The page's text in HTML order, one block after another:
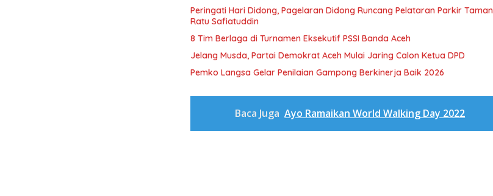
Peringati Hari Didong, Pagelaran Didong Runcang Pelataran Parkir Taman
Ratu Safiatuddin
8 Tim Berlaga di Turnamen Eksekutif PSSI Banda Aceh
Jelang Musda, Partai Demokrat Aceh Mulai Jaring Calon Ketua DPD
Pemko Langsa Gelar Penilaian Gampong Berkinerja Baik 2026
Baca Juga Ayo Ramaikan World Walking Day 2022